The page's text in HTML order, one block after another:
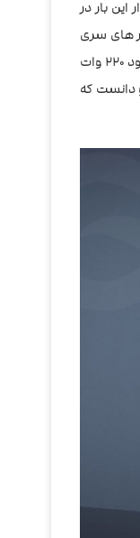
بار در
های سری
NRG مجهز شده است که از کویل های سری GT پشتیبانی میکند تا تجربه بهتری از ویپینگ را برای کاربران ایجاد کند. قدرت این دستگاه همچون برادر خود ۲۲۰ وات
دانست که